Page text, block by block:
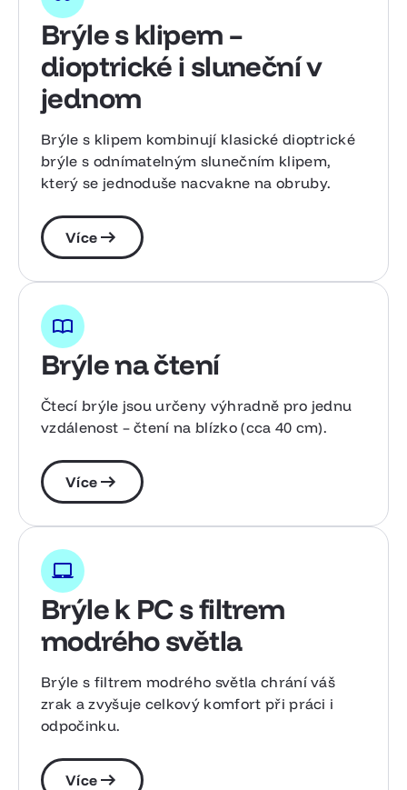
Brýle s klipem –
dioptrické i sluneční v
jednom
Brýle s klipem kombinují klasické dioptrické
brýle s odnímatelným slunečním klipem,
který se jednoduše nacvakne na obruby.
Více
Brýle na čtení
Čtecí brýle jsou určeny výhradně pro jednu
vzdálenost – čtení na blízko (cca 40 cm).
Více
Brýle k PC s filtrem
modrého světla
Brýle s filtrem modrého světla chrání váš
zrak a zvyšuje celkový komfort při práci i
odpočinku.
Více